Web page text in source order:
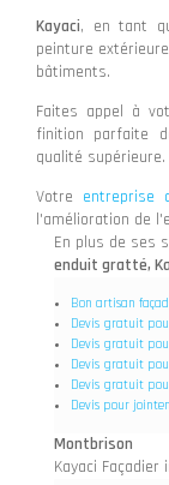
Kayaci, en tant
peinture
bâtiments.
Faites appel à
finition parfaite
qualité supérieure.
Votre entreprise
l'amélioration de
En plus de ses
enduit gratté,
Bon artisan
Devis gratuit
Devis gratuit
Devis gratuit
Devis gratuit
Devis pour
Montbrison
Kayaci